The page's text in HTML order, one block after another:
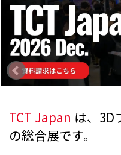
TCT Japan は、3D
の総合展です。